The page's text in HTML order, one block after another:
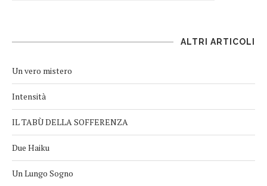
ALTRI ARTICOLI
Un vero mistero
Intensità
IL TABÙ DELLA SOFFERENZA
Due Haiku
Un Lungo Sogno